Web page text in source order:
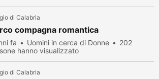
di Calabria
compagna romantica
fa Uomini in cerca di Donne
202
hanno visualizzato
di Calabria